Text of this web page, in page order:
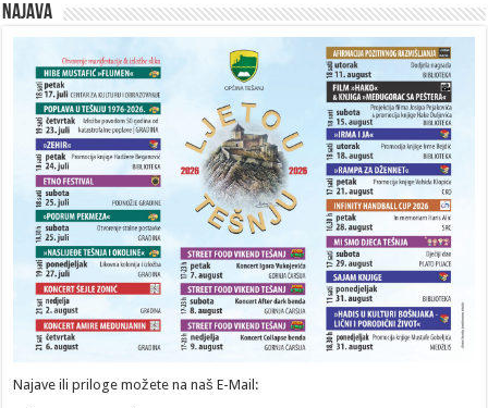
Najava
Najave ili priloge možete na naš E-Mail: